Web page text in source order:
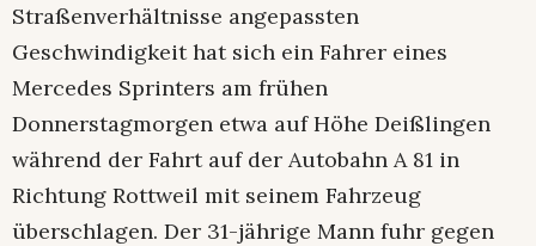
Straßenverhältnisse angepassten
Geschwindigkeit hat sich ein Fahrer eines
Mercedes Sprinters am frühen
Donnerstagmorgen etwa auf Höhe Deißlingen
während der Fahrt auf der Autobahn A 81 in
Richtung Rottweil mit seinem Fahrzeug
überschlagen. Der 31-jährige Mann fuhr gegen